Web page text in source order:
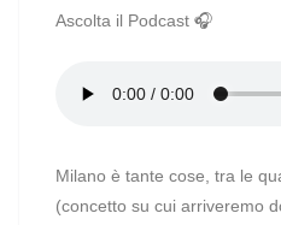
Ascolta il Podcast 🎧
Milano è tante cose, tra le
(concetto su cui arriveremo